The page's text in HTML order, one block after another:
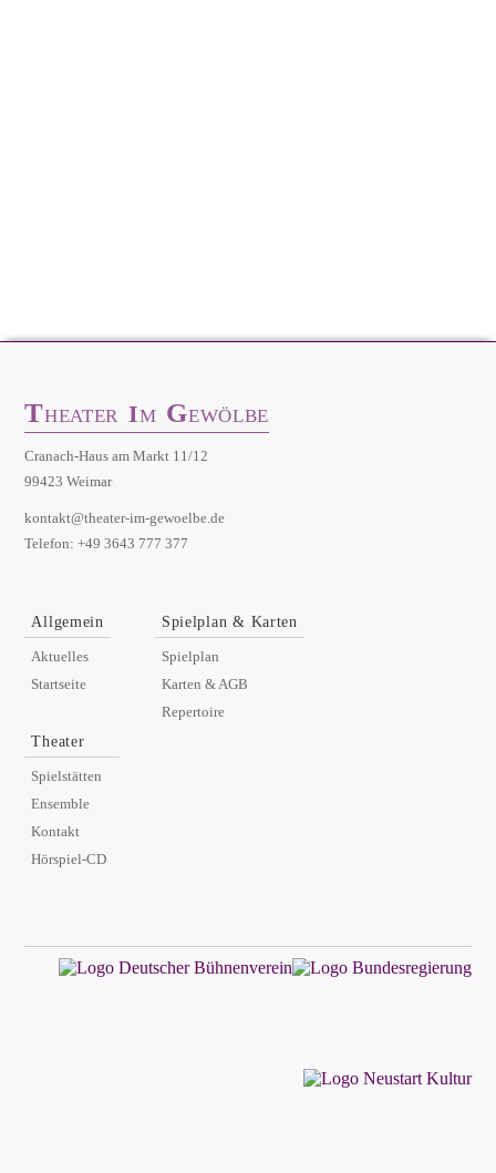
THEATER IM GEWÖLBE
Cranach-Haus am Markt 11/12
99423 Weimar
kontakt@theater-im-gewoelbe.de
Telefon: +49 3643 777 377
Allgemein
Aktuelles
Startseite
Spielplan & Karten
Spielplan
Karten & AGB
Repertoire
Theater
Spielstätten
Ensemble
Kontakt
Hörspiel-CD